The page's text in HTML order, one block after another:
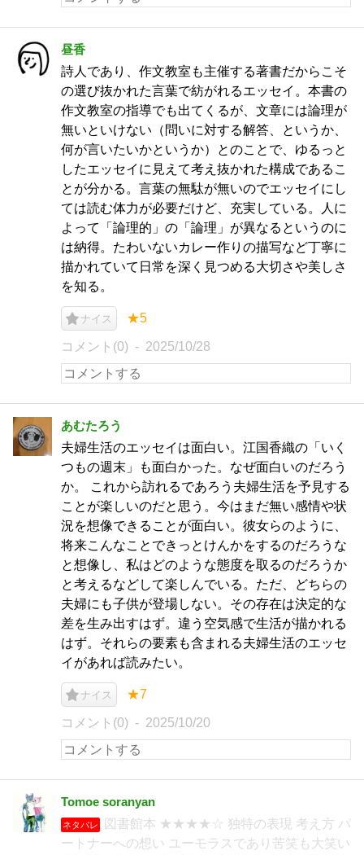
昼香
詩人であり、作文教室も主催する著書だからこそ
の選び抜かれた言葉で紡がれるエッセイ。本書の
作文教室の指導でも出てくるが、文章には論理が
無いといけない（問いに対する解答、というか、
何が言いたいかというか）とのことで、ゆるっと
したエッセイに見えて考え抜かれた構成であるこ
とが分かる。言葉の無駄が無いのでエッセイにし
ては読む体力が必要だけど、充実している。人に
よって「論理的」の「論理」が異なるというのに
は納得。たわいないカレー作りの描写など丁寧に
描かれていて日常を深く見つめる大切さや美しさ
を知る。
ナイス ★5
コメント(0) 2025/10/28
あむたろう
夫婦生活のエッセイは面白い。江国香織の「いく
つもの週末」も面白かった。なぜ面白いのだろう
か。 これから訪れるであろう夫婦生活を予見する
ことが楽しいのだと思う。今はまだ無い感情や状
況を想像できることが面白い。彼女らのように、
将来こんなことできっとけんかをするのだろうな
と想像し、私はどのような態度を取るのだろうか
と考えるなどして楽しんでいる。ただ、どちらの
夫婦にも子供が登場しない。その存在は決定的な
差を生み出すはず。違う空気感で生活が描かれる
はず。それらの要素も含まれる夫婦生活のエッセ
イがあれば読みたい。
ナイス ★7
コメント(0) 2025/10/20
Tomoe soranyan
ネタバレ
図書館本 ★★★★☆ 独特の表現 考え方 パ
ートナーへの想い ユーモラスであり苦笑も大笑い